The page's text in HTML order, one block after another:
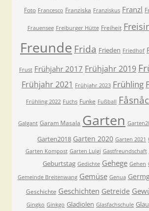
Foto Francesco Franziska Franziskus Franzl
Frauensee Freiburger Hütte Freiheit
Freunde Frida Frieden Friedhof
Frust Frühjahr 2017 Frühjahr 2019
Frühjahr 2021 Frühjahr 2023 Frühling
Frühling 2022 Fuchs Funke Fußball
Galgant Garam Masala Garten
Garten2018 Garten 2020 Garten 2021
Garten Kompost Garten Luigi Gastfreundschaft
Geburtstag Gedichte Gehege Gehen
Gemeinde Breitenwang Gemüse Genua
Geschichte Geschichten Getreide
Gingko Ginkgo Gladiolen Glasfachschule